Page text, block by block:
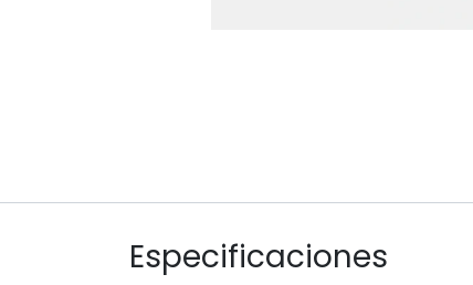
Especificaciones